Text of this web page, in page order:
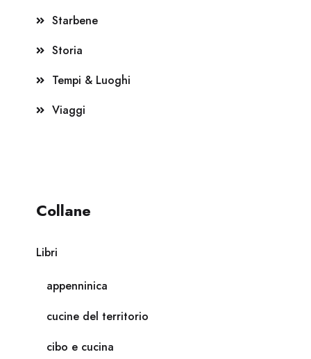
Starbene
Storia
Tempi & Luoghi
Viaggi
Collane
Libri
appenninica
cucine del territorio
cibo e cucina